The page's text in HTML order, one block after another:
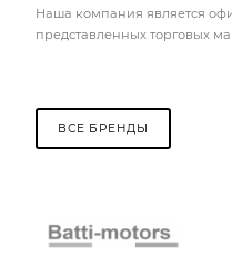
Наша компания является
представленных торговых
ВСЕ БРЕНДЫ